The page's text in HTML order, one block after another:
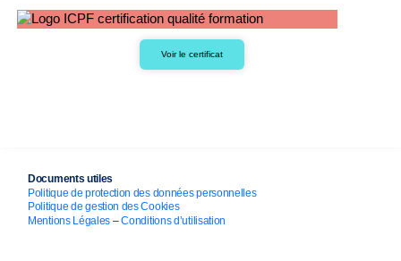
Voir le certificat
Documents utiles
Politique de protection des données personnelles
Politique de gestion des Cookies
Mentions Légales –Conditions d’utilisation